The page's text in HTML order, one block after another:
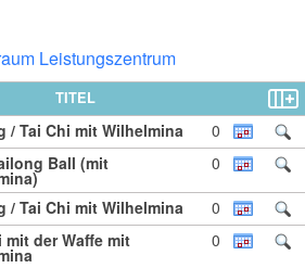
Leistungszentrum
TITEL
/ Tai Chi mit Wilhelmina
0
Ball (mit 0
/ Tai Chi mit Wilhelmina
0
mit der Waffe mit 0